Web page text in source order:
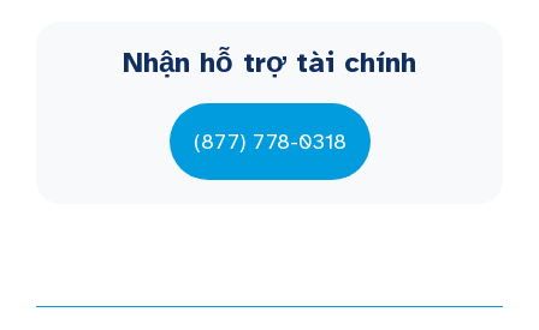
Nhận hỗ trợ tài chính
(877) 778-0318